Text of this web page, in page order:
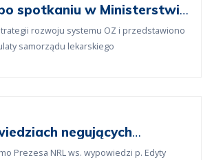
spotkaniu w Ministerstwie
rozwoju systemu OZ i przedstawiono
samorządu lekarskiego
negujących
Prezesa NRL ws. wypowiedzi p. Edyty